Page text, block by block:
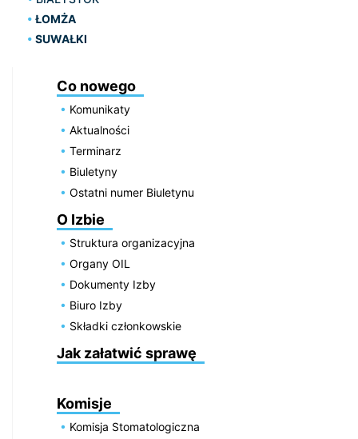
ŁOMŻA
SUWAŁKI
Co nowego
Komunikaty
Aktualności
Terminarz
Biuletyny
Ostatni numer Biuletynu
O Izbie
Struktura organizacyjna
Organy OIL
Dokumenty Izby
Biuro Izby
Składki członkowskie
Jak załatwić sprawę
Komisje
Komisja Stomatologiczna